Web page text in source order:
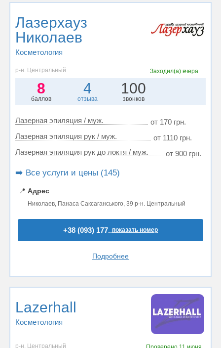
Лазерхауз
Николаев
Косметология
р-н. Центральный Заходил(а) вчера
8
баллов
4
отзыва
100
звонков
Лазерная эпиляция / муж.
от 170 грн.
Лазерная эпиляция рук / муж.
от 1110 грн.
Лазерная эпиляция рук до локтя / муж.
от 900 грн.
➡️ Все услуги и цены (145)
📍 Адрес
Николаев, Панаса Саксаганського, 39 р-н. Центральный
+38 (093) 177..показать номер
Подробнее
Lazerhall
Косметология
р-н. Центральный